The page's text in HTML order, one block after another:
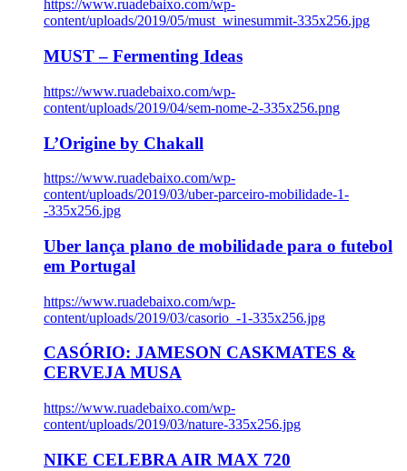
https://www.ruadebaixo.com/wp-
content/uploads/2019/05/must_winesummit-335x256.jpg
MUST – Fermenting Ideas
https://www.ruadebaixo.com/wp-
content/uploads/2019/04/sem-nome-2-335x256.png
L’Origine by Chakall
https://www.ruadebaixo.com/wp-
content/uploads/2019/03/uber-parceiro-mobilidade-1-
-335x256.jpg
Uber lança plano de mobilidade para o futebol
em Portugal
https://www.ruadebaixo.com/wp-
content/uploads/2019/03/casorio_-1-335x256.jpg
CASÓRIO: JAMESON CASKMATES &
CERVEJA MUSA
https://www.ruadebaixo.com/wp-
content/uploads/2019/03/nature-335x256.jpg
NIKE CELEBRA AIR MAX 720